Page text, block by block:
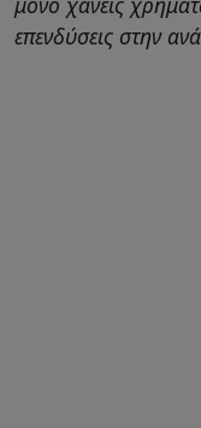
επενδύσεις στην